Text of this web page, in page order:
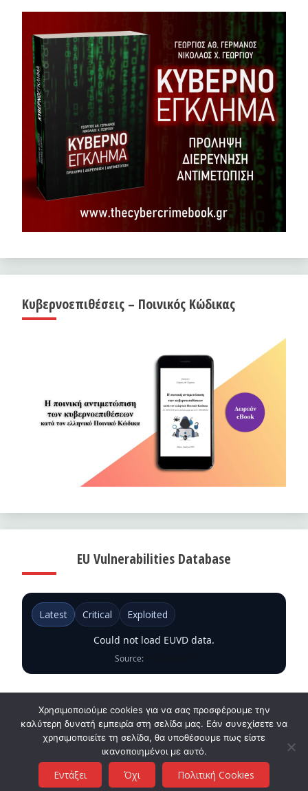
Κυβερνοεπιθέσεις – Ποινικός Κώδικας
EU Vulnerabilities Database
Latest Critical
Exploited
Could not load EUVD data.
Source:
Cyb3r.gr
Χρησιμοποιούμε cookies για να σας προσφέρουμε την
καλύτερη δυνατή εμπειρία στη σελίδα μας. Εάν συνεχίσετε να
χρησιμοποιείτε τη σελίδα, θα υποθέσουμε πως είστε
ικανοποιημένοι με αυτό.
Εντάξει Όχι Πολιτική Cookies